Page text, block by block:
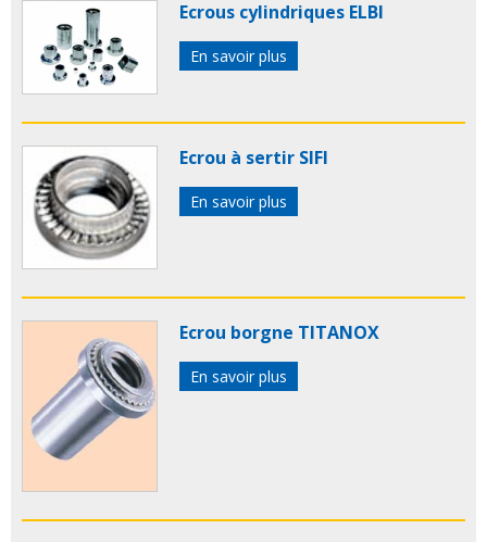
Ecrous cylindriques ELBI
En savoir plus
Ecrou à sertir SIFI
En savoir plus
Ecrou borgne TITANOX
En savoir plus